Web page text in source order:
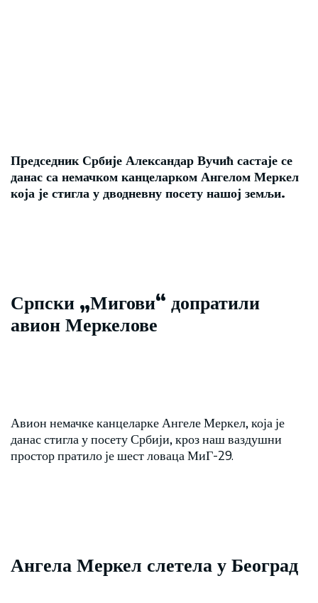
Председник Србије Александар Вучић састаје се
данас са немачком канцеларком Ангелом Меркел
која је стигла у дводневну посету нашој земљи.
Српски „Мигови“ допратили
авион Меркелове
Авион немачке канцеларке Ангеле Меркел, која је
данас стигла у посету Србији, кроз наш ваздушни
простор пратило је шест ловаца МиГ-29.
Ангела Меркел слетела у Београд